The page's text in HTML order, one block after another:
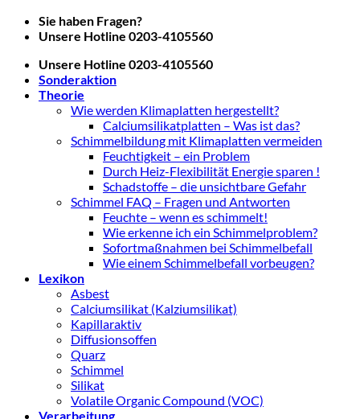
Zum
Inhalt
Sie haben Fragen?
Unsere Hotline 0203-4105560
Unsere Hotline 0203-4105560
Sonderaktion
Theorie
Wie werden Klimaplatten hergestellt?
Calciumsilikatplatten – Was ist das?
Schimmelbildung mit Klimaplatten vermeiden
Feuchtigkeit – ein Problem
Durch Heiz-Flexibilität Energie sparen !
Schadstoffe – die unsichtbare Gefahr
Schimmel FAQ – Fragen und Antworten
Feuchte – wenn es schimmelt!
Wie erkenne ich ein Schimmelproblem?
Sofortmaßnahmen bei Schimmelbefall
Wie einem Schimmelbefall vorbeugen?
Lexikon
Asbest
Calciumsilikat (Kalziumsilikat)
Kapillaraktiv
Diffusionsoffen
Quarz
Schimmel
Silikat
Volatile Organic Compound (VOC)
Verarbeitung